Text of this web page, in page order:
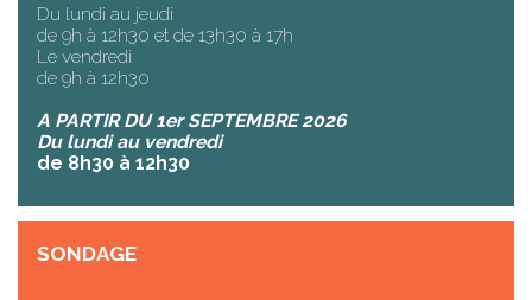
Du lundi au jeudi
de 9h à 12h30 et de 13h30 à 17h
Le vendredi
de 9h à 12h30
A PARTIR DU 1er SEPTEMBRE 2026
Du lundi au vendredi
de 8h30 à 12h30
SONDAGE